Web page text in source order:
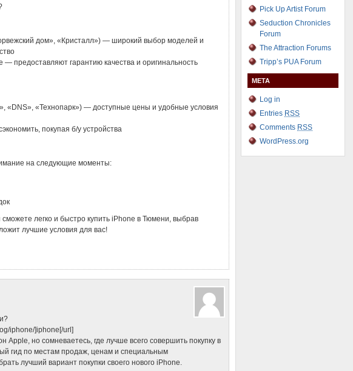
дом», «Кристалл») — широкий выбор моделей и
предоставляют гарантию качества и оригинальность
«DNS», «Технопарк») — доступные цены и удобные условия
покупая б/у устройства
на следующие моменты:
легко и быстро купить iPhone в Тюмени, выбрав
лучшие условия для вас!
iphone/]iphone[/url]
но сомневаетесь, где лучше всего совершить покупку в
гид по местам продаж, ценам и специальным
лучший вариант покупки своего нового iPhone.
Pick Up Artist Forum
Seduction Chronicles
Forum
The Attraction Forums
Tripp’s PUA Forum
META
Log in
Entries RSS
Comments RSS
WordPress.org